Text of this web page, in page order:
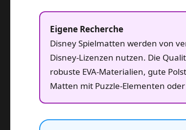
Eigene Recherche
Disney Spielmatten werden von
Disney‑Lizenzen nutzen. Die
robuste EVA‑Materialien, gute
Matten mit Puzzle‑Elementen